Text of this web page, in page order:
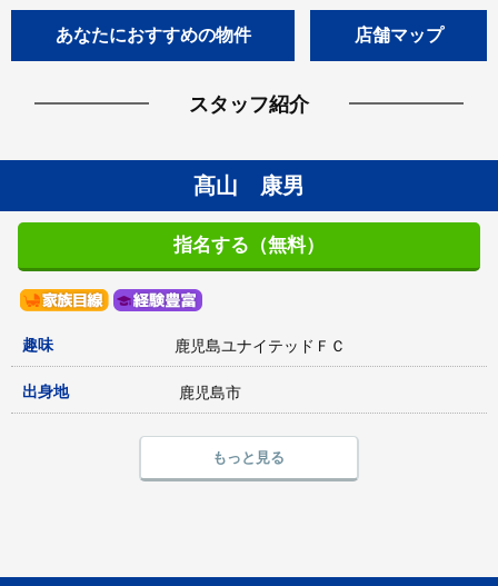
あなたにおすすめの物件 店舗マップ
スタッフ紹介
髙山 康男
指名する（無料）
趣味 鹿児島ユナイテッドＦＣ
出身地 鹿児島市
もっと見る